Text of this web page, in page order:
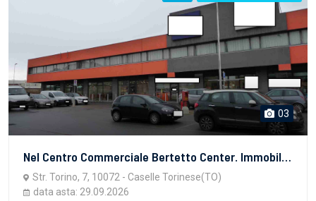
03
Nel Centro Commerciale Bertetto Center. Immobile ad uso commerciale (già uso bar) e locali in fase di ultimazione, provvisto di vetrina fronte strada e dotato di due accessi, uno da vetrina su stra...
Str. Torino, 7, 10072 - Caselle Torinese(TO)
data asta: 29.09.2026